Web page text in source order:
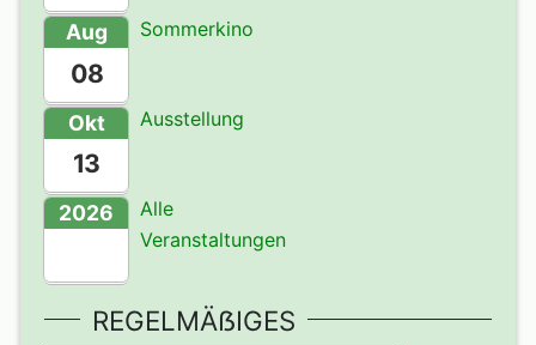
Aug
08
Sommerkino
Okt
13
Ausstellung
2026
Alle
Veranstaltungen
REGELMÄẞIGES